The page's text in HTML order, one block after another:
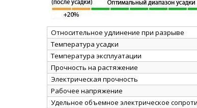
Относительное удлинение при разрыве
Температура усадки
Температура эксплуатации
Прочность на растяжение
Электрическая прочность
Рабочее напряжение
Удельное объемное электрическое